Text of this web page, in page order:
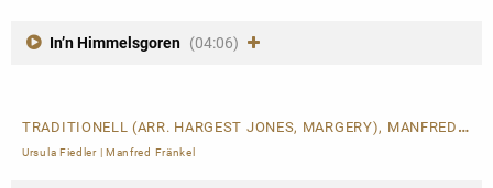
In’n Himmelsgoren (04:06)
TRADITIONELL (ARR. HARGEST JONES, MARGERY), MANFRED FRÄNKEL (ARRANGER)
Ursula Fiedler| Manfred Fränkel